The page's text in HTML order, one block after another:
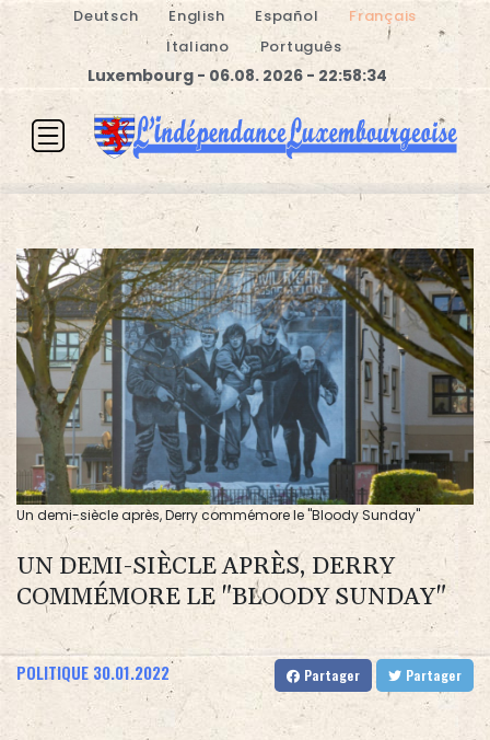
Deutsch English Español
Français
Italiano
Português
Luxembourg - 06.08. 2026 - 22:58:35
Un demi-siècle après, Derry commémore le "Bloody Sunday"
UN DEMI-SIÈCLE APRÈS, DERRY
COMMÉMORE LE "BLOODY SUNDAY"
POLITIQUE 30.01.2022 Partager Partager